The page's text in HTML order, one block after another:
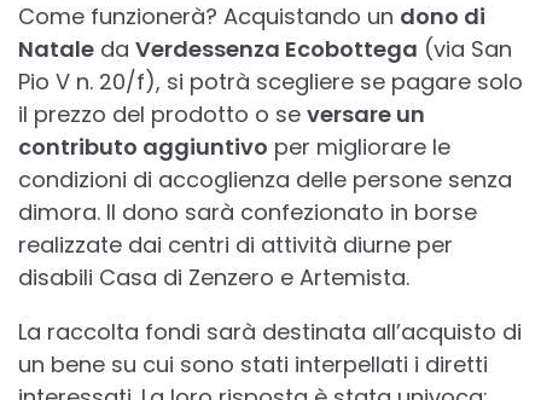
Come funzionerà? Acquistando un dono di
Natale da Verdessenza Ecobottega (via San
Pio V n. 20/f), si potrà scegliere se pagare solo
il prezzo del prodotto o se versare un
contributo aggiuntivo per migliorare le
condizioni di accoglienza delle persone senza
dimora. Il dono sarà confezionato in borse
realizzate dai centri di attività diurne per
disabili Casa di Zenzero e Artemista.
La raccolta fondi sarà destinata all’acquisto di
un bene su cui sono stati interpellati i diretti